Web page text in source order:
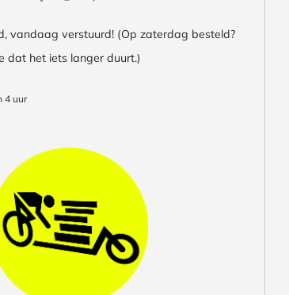
vandaag verstuurd! (Op zaterdag besteld?
dat het iets langer duurt.)
4 uur